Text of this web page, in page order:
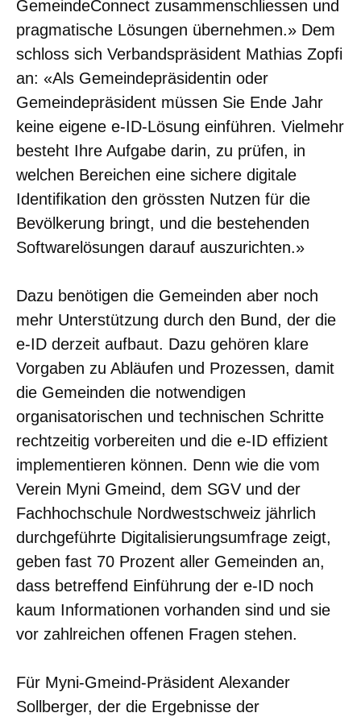
GemeindeConnect zusammenschliessen und
pragmatische Lösungen übernehmen.» Dem
schloss sich Verbandspräsident Mathias Zopfi
an: «Als Gemeindepräsidentin oder
Gemeindepräsident müssen Sie Ende Jahr
keine eigene e-ID-Lösung einführen. Vielmehr
besteht Ihre Aufgabe darin, zu prüfen, in
welchen Bereichen eine sichere digitale
Identifikation den grössten Nutzen für die
Bevölkerung bringt, und die bestehenden
Softwarelösungen darauf auszurichten.»
Dazu benötigen die Gemeinden aber noch
mehr Unterstützung durch den Bund, der die
e-ID derzeit aufbaut. Dazu gehören klare
Vorgaben zu Abläufen und Prozessen, damit
die Gemeinden die notwendigen
organisatorischen und technischen Schritte
rechtzeitig vorbereiten und die e-ID effizient
implementieren können. Denn wie die vom
Verein Myni Gmeind, dem SGV und der
Fachhochschule Nordwestschweiz jährlich
durchgeführte Digitalisierungsumfrage zeigt,
geben fast 70 Prozent aller Gemeinden an,
dass betreffend Einführung der e-ID noch
kaum Informationen vorhanden sind und sie
vor zahlreichen offenen Fragen stehen.
Für Myni-Gmeind-Präsident Alexander
Sollberger, der die Ergebnisse der